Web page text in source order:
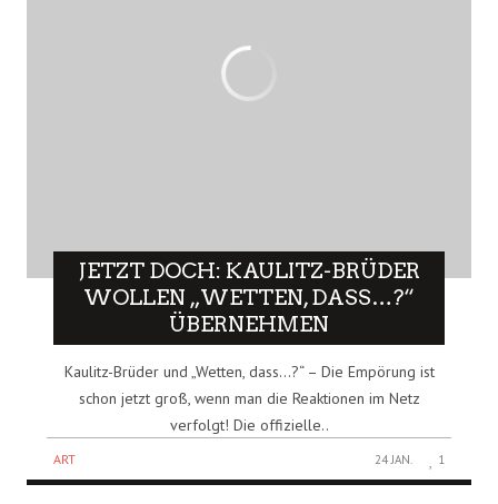
JETZT DOCH: KAULITZ-BRÜDER
WOLLEN „WETTEN, DASS…?“
ÜBERNEHMEN
Kaulitz-Brüder und „Wetten, dass…?“ – Die Empörung ist
schon jetzt groß, wenn man die Reaktionen im Netz
verfolgt! Die offizielle..
ART 24 JAN. 1